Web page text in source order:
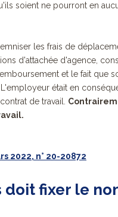
soient ne pourront en
les frais de
d'attachée d'agence,
et le fait que
était en
de travail.
2022, n° 20-20872
fixer le